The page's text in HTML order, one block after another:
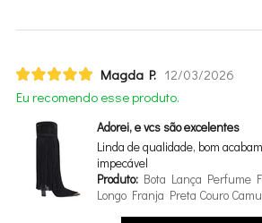
Magda P. 12/03/2026
Eu recomendo esse produto.
Adorei, e vcs são excelentes
Linda de qualidade, bom
impecável
Produto:Bota Lança Perfume
Longo Franja Preta Couro